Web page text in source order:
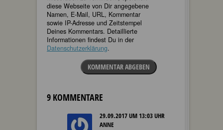
diese Webseite von Dir angegebene
Namen, E-Mail, URL, Kommentar
sowie IP-Adresse und Zeitstempel
Deines Kommentars. Detaillierte
Informationen findest Du in der
Datenschutzerklärung.
KOMMENTAR ABGEBEN
9 KOMMENTARE
29.09.2017 UM 13:03 UHR
ANNE